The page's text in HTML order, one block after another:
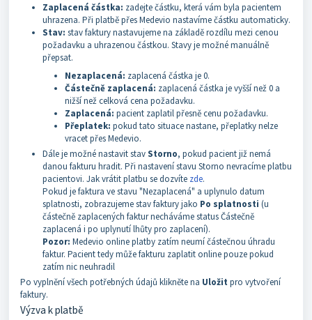
Zaplacená částka: zadejte částku, která vám byla pacientem
uhrazena. Při platbě přes Medevio nastavíme částku automaticky.
Stav: stav faktury nastavujeme na základě rozdílu mezi cenou
požadavku a uhrazenou částkou. Stavy je možné manuálně
přepsat.
Nezaplacená: zaplacená částka je 0.
Částečně zaplacená: zaplacená částka je vyšší než 0 a
nižší než celková cena požadavku.
Zaplacená: pacient zaplatil přesně cenu požadavku.
Přeplatek: pokud tato situace nastane, přeplatky nelze
vracet přes Medevio.
Dále je možné nastavit stavStorno, pokud pacient již nemá
danou fakturu hradit. Při nastavení stavu Storno nevracíme platbu
pacientovi. Jak vrátit platbu se dozvíte zde.
Pokud je faktura ve stavu "Nezaplacená" a uplynulo datum
splatnosti, zobrazujeme stav faktury jako Po splatnosti (u
částečně zaplacených faktur necháváme status Částečně
zaplacená i po uplynutí lhůty pro zaplacení).
Pozor: Medevio online platby zatím neumí částečnou úhradu
faktur. Pacient tedy může fakturu zaplatit online pouze pokud
zatím nic neuhradil
Po vyplnění všech potřebných údajů klikněte na Uložit pro vytvoření
faktury.
Výzva k platbě